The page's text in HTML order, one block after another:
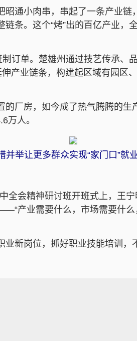
通小肉串，串起了一条产业
条。这个“烤”出的百亿产业
订单。楚雄州通过技艺传承
产业链条，构建起区域有园
厂房，如今成了热气腾腾的生
万人。
并举让更多群众实现“家门口”就
会精神研讨班开班式上，王
产业需要什么，市场需要什
新岗位，抓好职业技能培训